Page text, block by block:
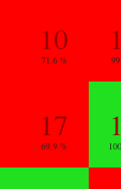
10
71.6 %
17
69.9 %